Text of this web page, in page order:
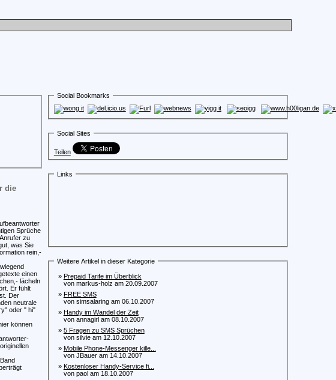
die
Sprüche
zu
was Sie
rein,-
einen
lächeln
Er fühlt
Der
neutrale
oder " hi"
können
Social Bookmarks
Social Sites
Teilen
Links
Weitere Artikel in dieser Kategorie
» Prepaid Tarife im Überblick
von markus-holz am 20.09.2007
» FREE SMS
von simsalaring am 06.10.2007
» Handy im Wandel der Zeit
von annagirl am 08.10.2007
» 5 Fragen zu SMS Sprüchen
von silvie am 12.10.2007
» Mobile Phone-Messenger kille...
von JBauer am 14.10.2007
» Kostenloser Handy-Service fi...
von paol am 18.10.2007